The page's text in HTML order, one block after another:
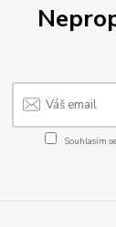
Souhlasím se